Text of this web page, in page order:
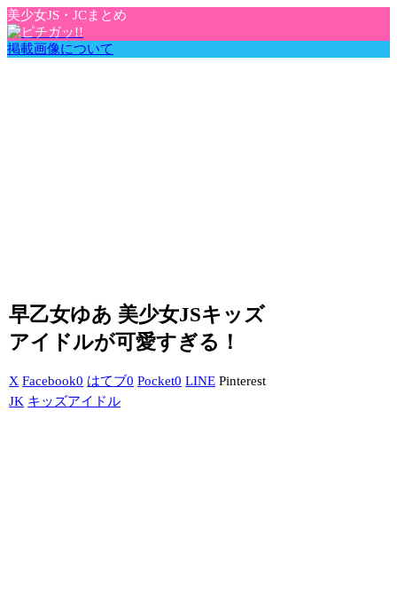
美少女JS・JCまとめ
掲載画像について
早乙女ゆあ 美少女JSキッズ
アイドルが可愛すぎる！
X Facebook0 はてブ0 Pocket0 LINE Pinterest
JK キッズアイドル